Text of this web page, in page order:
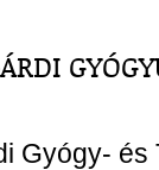
Gyógy-